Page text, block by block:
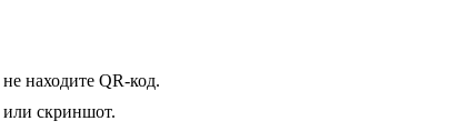
находите QR-код.
или скриншот.